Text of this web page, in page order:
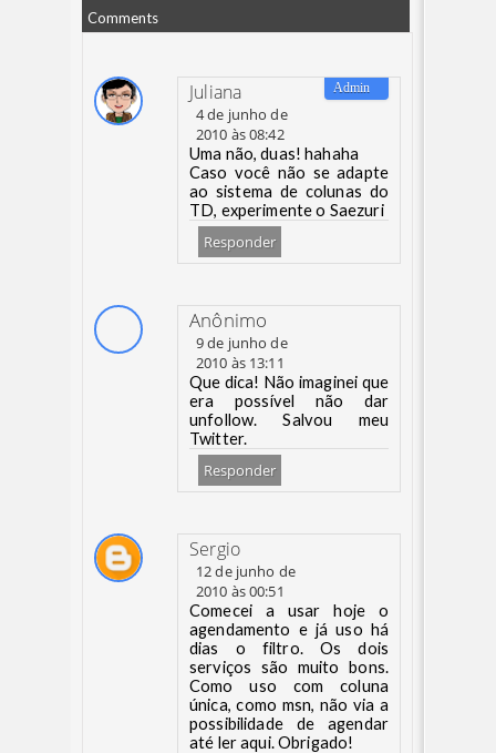
Comments
Juliana
4 de junho de
2010 às 08:42
Uma não, duas! hahaha
Caso você não se adapte
ao sistema de colunas do
TD, experimente o Saezuri
Responder
Anônimo
9 de junho de
2010 às 13:11
Que dica! Não imaginei que
era possível não dar
unfollow. Salvou meu
Twitter.
Responder
Sergio
12 de junho de
2010 às 00:51
Comecei a usar hoje o
agendamento e já uso há
dias o filtro. Os dois
serviços são muito bons.
Como uso com coluna
única, como msn, não via a
possibilidade de agendar
até ler aqui. Obrigado!